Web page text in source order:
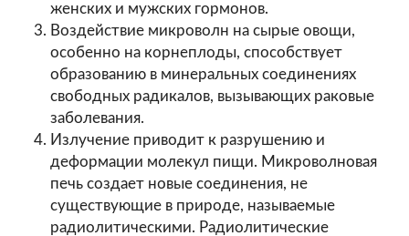
женских и мужских гормонов.
Воздействие микроволн на сырые овощи,
особенно на корнеплоды, способствует
образованию в минеральных соединениях
свободных радикалов, вызывающих раковые
заболевания.
Излучение приводит к разрушению и
деформации молекул пищи. Микроволновая
печь создает новые соединения, не
существующие в природе, называемые
радиолитическими. Радиолитические